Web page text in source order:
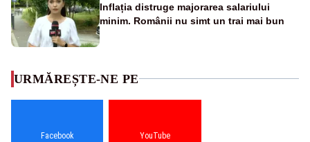
Inflația distruge majorarea salariului
minim. Românii nu simt un trai mai bun
URMĂREȘTE-NE PE
Facebook YouTube